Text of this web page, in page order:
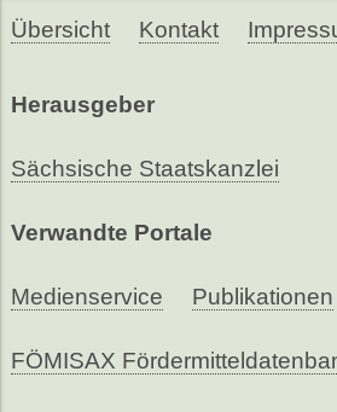
Übersicht Kontakt
Herausgeber
Sächsische Staatskanzlei
Verwandte Portale
Medienservice Publikationen
FÖMISAX